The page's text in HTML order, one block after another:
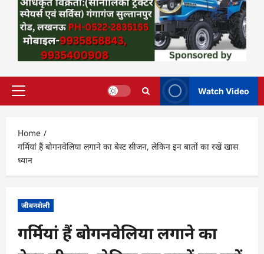
Primary
Watch Video
Home
गर्मियां हैं बोगनवेलिया लगाने का बेस्ट सीजन, लेकिन इन बातों का रखें खास
ध्यान
जीवनशैली
गर्मियां हैं बोगनवेलिया लगाने का